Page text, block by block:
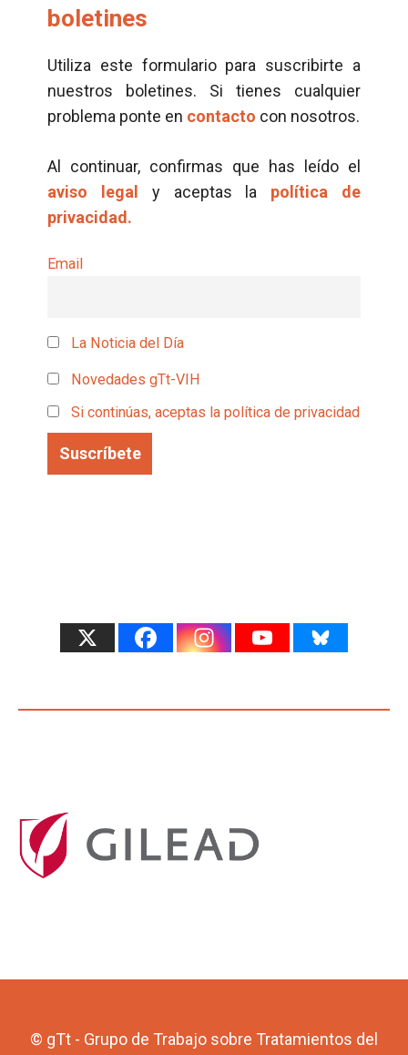
boletines
Utiliza este formulario para suscribirte a
nuestros boletines. Si tienes cualquier
problema ponte en contacto con nosotros.
Al continuar, confirmas que has leído el
aviso legal
y aceptas la política de
privacidad.
Email
La Noticia del Día
Novedades gTt-VIH
Si continúas, aceptas la política de privacidad
© gTt - Grupo de Trabajo sobre Tratamientos del